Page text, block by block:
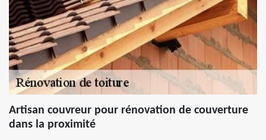
Artisan couvreur pour rénovation de couverture
dans la proximité